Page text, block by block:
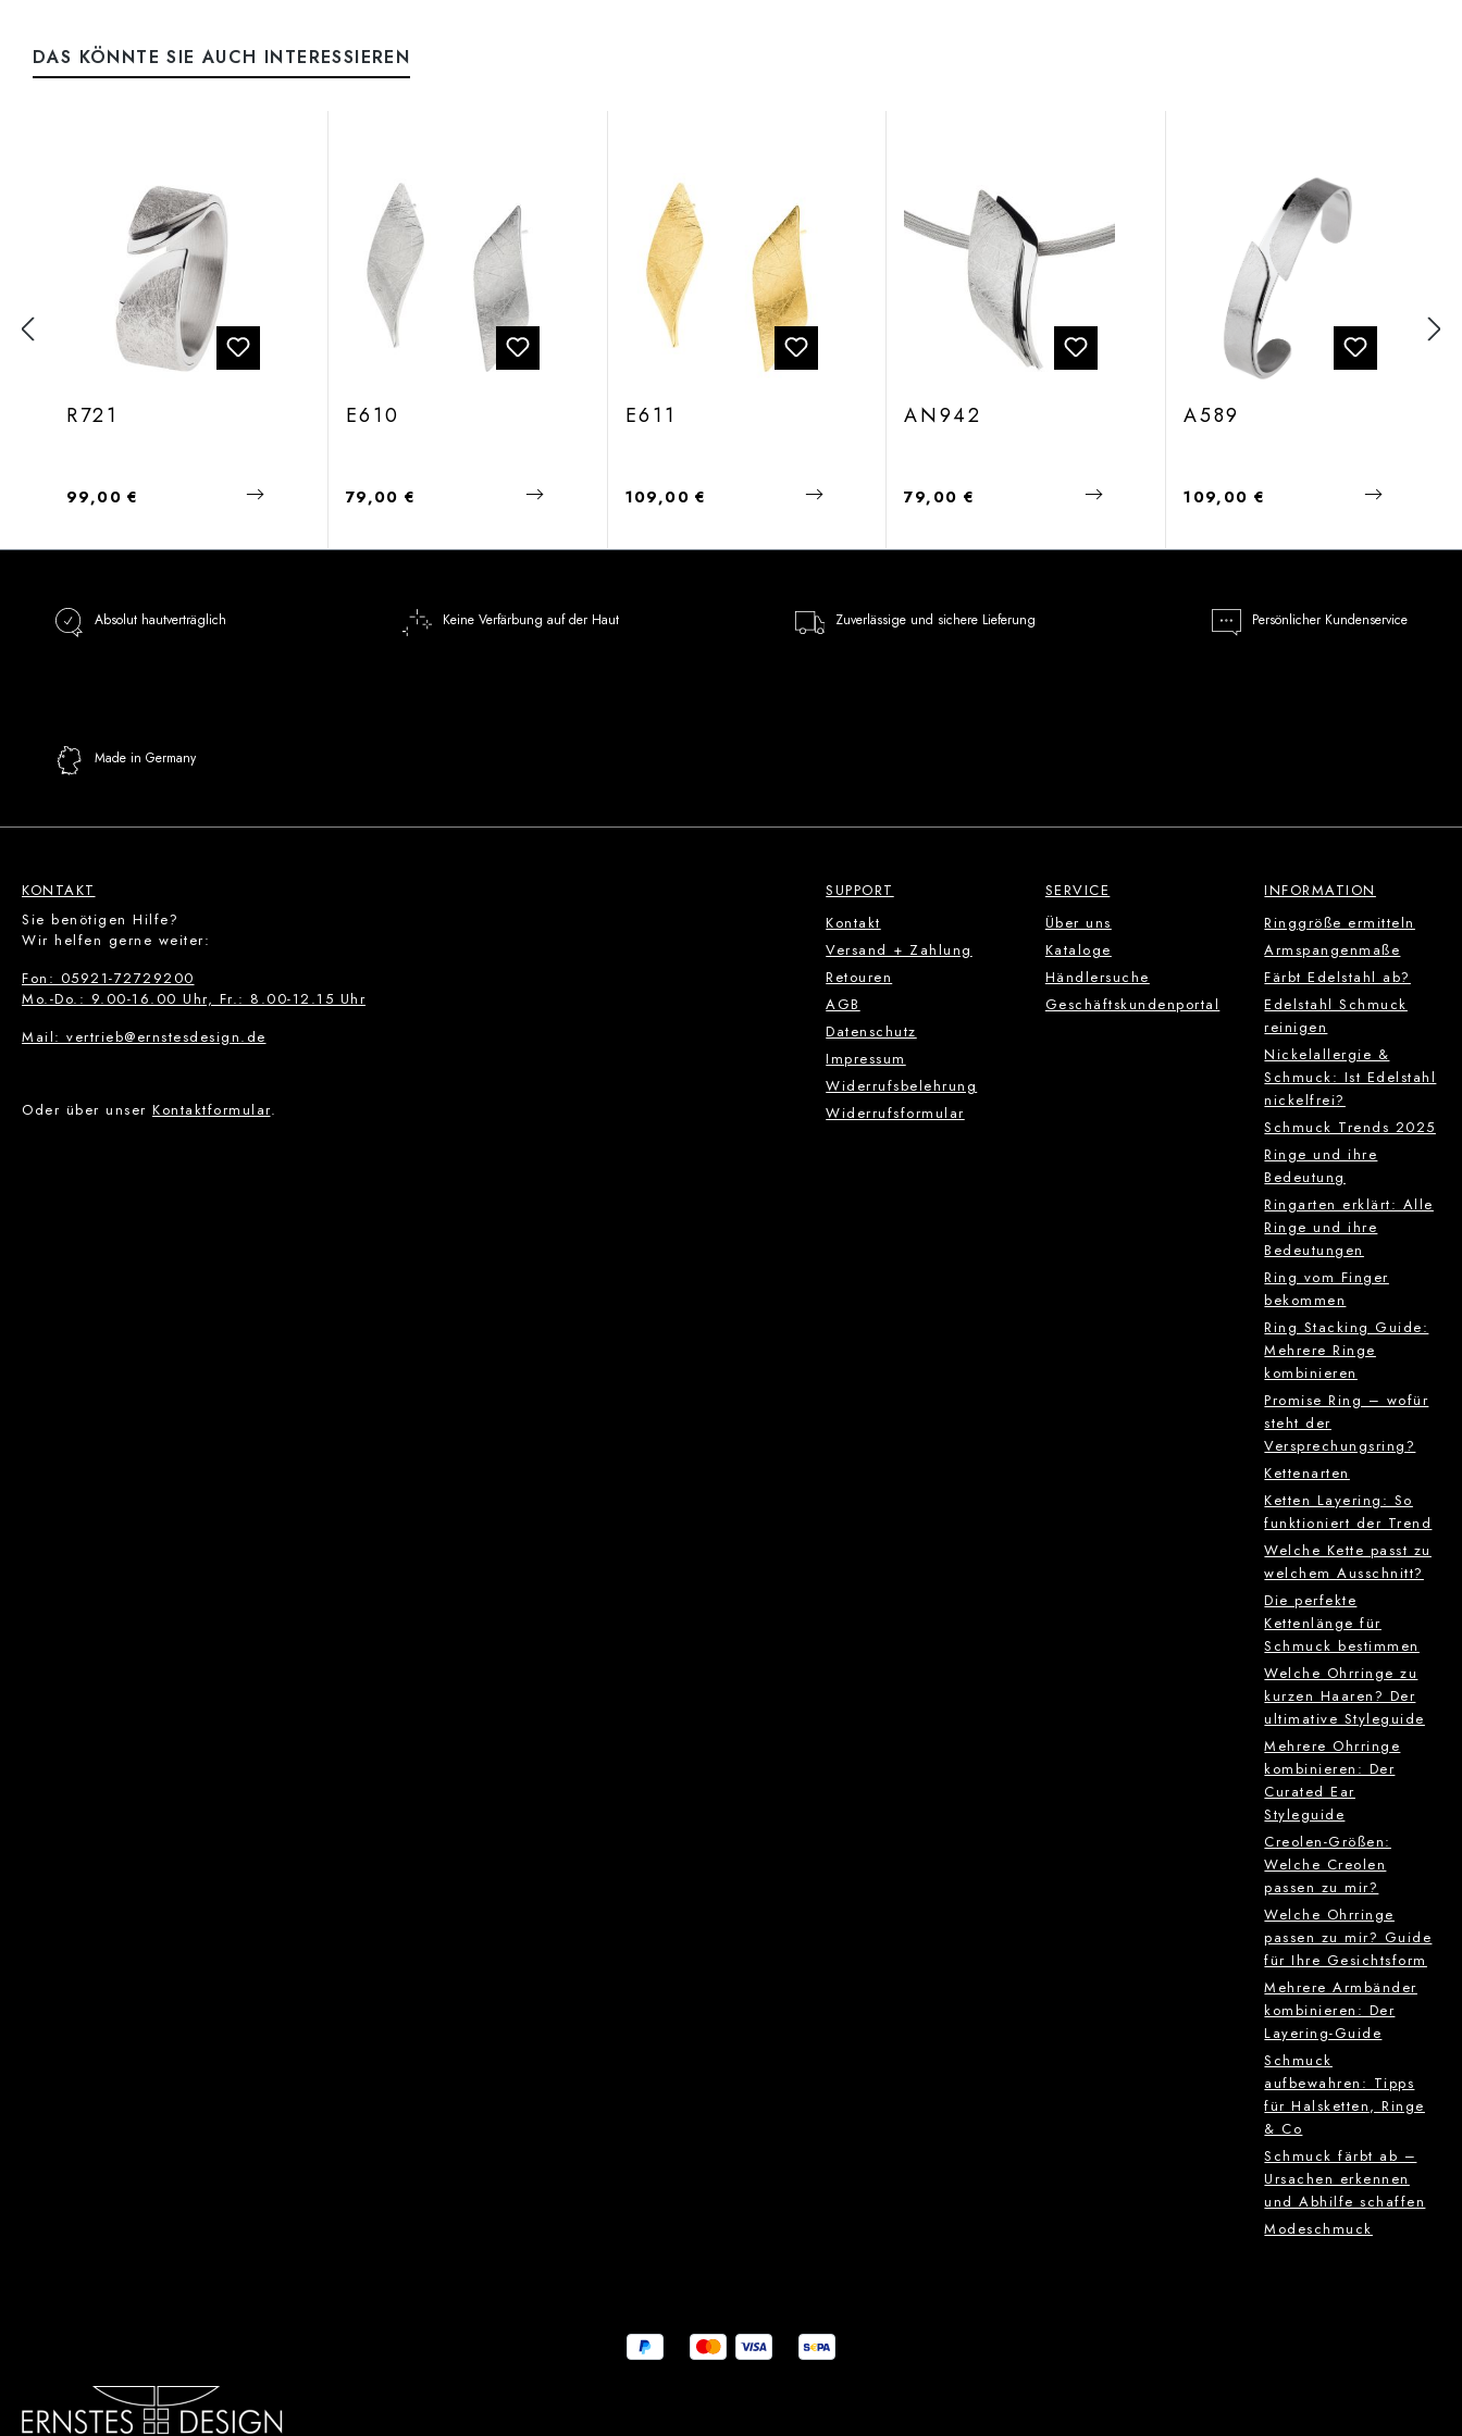
DAS KÖNNTE SIE AUCH INTERESSIEREN
R721
Regulärer Preis:
99,00 €
E610
Regulärer Preis:
79,00 €
E611
Regulärer Preis:
109,00 €
AN942
Regulärer Preis:
79,00 €
A589
Regulärer Preis:
109,00 €
Absolut hautverträglich Keine Verfärbung auf der Haut Zuverlässige und sichere Lieferung Persönlicher Kundenservice
Made in Germany
KONTAKT
Sie benötigen Hilfe?
Wir helfen gerne weiter:
Fon: 05921-72729200
Mo.-Do.: 9.00-16.00 Uhr, Fr.: 8.00-12.15 Uhr
Mail: vertrieb@ernstesdesign.de
Oder über unser Kontaktformular.
SUPPORT
Kontakt
Versand + Zahlung
Retouren
AGB
Datenschutz
Impressum
Widerrufsbelehrung
Widerrufsformular
SERVICE
Über uns
Kataloge
Händlersuche
Geschäftskundenportal
INFORMATION
Ringgröße ermitteln
Armspangenmaße
Färbt Edelstahl ab?
Edelstahl Schmuck
reinigen
Nickelallergie &
Schmuck: Ist Edelstahl
nickelfrei?
Schmuck Trends 2025
Ringe und ihre
Bedeutung
Ringarten erklärt: Alle
Ringe und ihre
Bedeutungen
Ring vom Finger
bekommen
Ring Stacking Guide:
Mehrere Ringe
kombinieren
Promise Ring – wofür
steht der
Versprechungsring?
Kettenarten
Ketten Layering: So
funktioniert der Trend
Welche Kette passt zu
welchem Ausschnitt?
Die perfekte
Kettenlänge für
Schmuck bestimmen
Welche Ohrringe zu
kurzen Haaren? Der
ultimative Styleguide
Mehrere Ohrringe
kombinieren: Der
Curated Ear
Styleguide
Creolen-Größen:
Welche Creolen
passen zu mir?
Welche Ohrringe
passen zu mir? Guide
für Ihre Gesichtsform
Mehrere Armbänder
kombinieren: Der
Layering-Guide
Schmuck
aufbewahren: Tipps
für Halsketten, Ringe
& Co
Schmuck färbt ab –
Ursachen erkennen
und Abhilfe schaffen
Modeschmuck